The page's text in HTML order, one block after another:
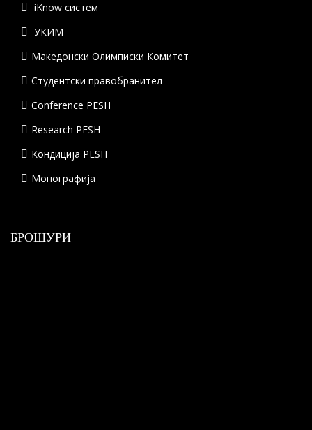
iKnow систем
УКИМ
Македонски Олимписки Комитет
Студентски правобранител
Conference PESH
Research PESH
Кондиција PESH
Монографија
БРОШУРИ